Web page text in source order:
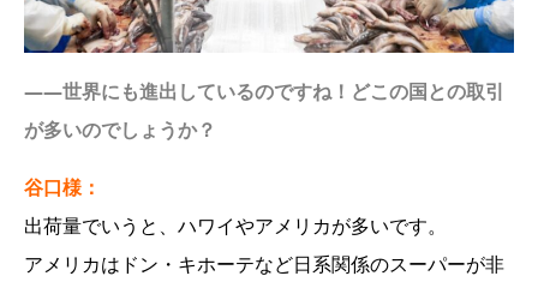
――世界にも進出しているのですね！どこの国との取引
が多いのでしょうか？
谷口様：
出荷量でいうと、ハワイやアメリカが多いです。
アメリカはドン・キホーテなど日系関係のスーパーが非